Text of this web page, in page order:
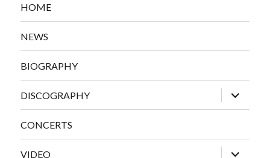
HOME
NEWS
BIOGRAPHY
DISCOGRAPHY
expand
child
menu
CONCERTS
VIDEO
expand